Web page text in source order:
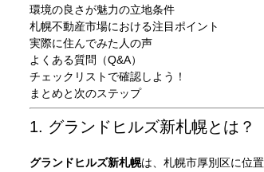
環境の良さが魅力の立地条件
札幌不動産市場における注目ポイント
実際に住んでみた人の声
よくある質問（Q&A）
チェックリストで確認しよう！
まとめと次のステップ
1. グランドヒルズ新札幌とは？
グランドヒルズ新札幌は、札幌市厚別区に位